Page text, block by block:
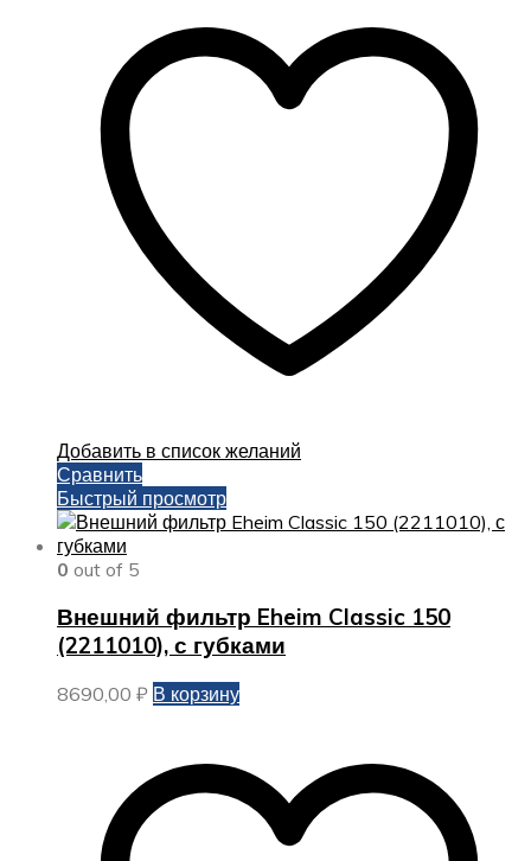
Добавить в список желаний
Сравнить
Быстрый просмотр
0 out of 5
Внешний фильтр Eheim Classic 150
(2211010), с губками
8690,00 ₽ В корзину